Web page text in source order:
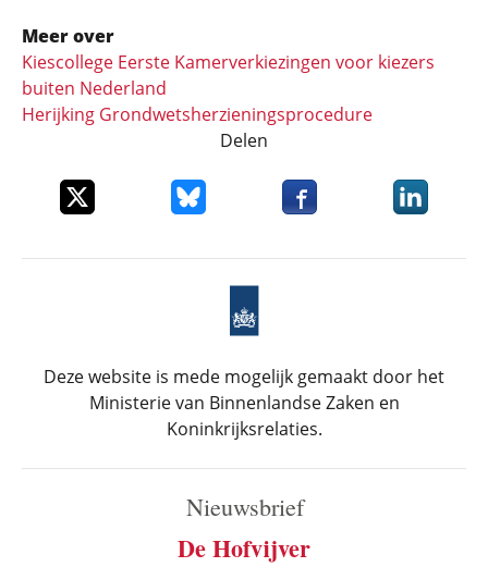
Meer over
Kiescollege Eerste Kamerverkiezingen voor kiezers
buiten Nederland
Herijking Grondwets­herzieningsprocedure
Delen
Deel dit item op XDeel dit item op Bluesky
Deel dit item opDeel dit
Deze website is mede mogelijk gemaakt door het
Ministerie van Binnenlandse Zaken en
Koninkrijksrelaties.
Nieuwsbrief
De Hofvijver